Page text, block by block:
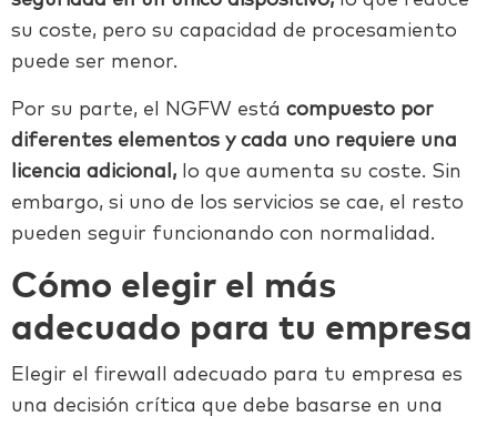
su coste, pero su capacidad de procesamiento
puede ser menor.
Por su parte, el NGFW está compuesto por
diferentes elementos y cada uno requiere una
licencia adicional, lo que aumenta su coste. Sin
embargo, si uno de los servicios se cae, el resto
pueden seguir funcionando con normalidad.
Cómo elegir el más
adecuado para tu empresa
Elegir el firewall adecuado para tu empresa es
una decisión crítica que debe basarse en una